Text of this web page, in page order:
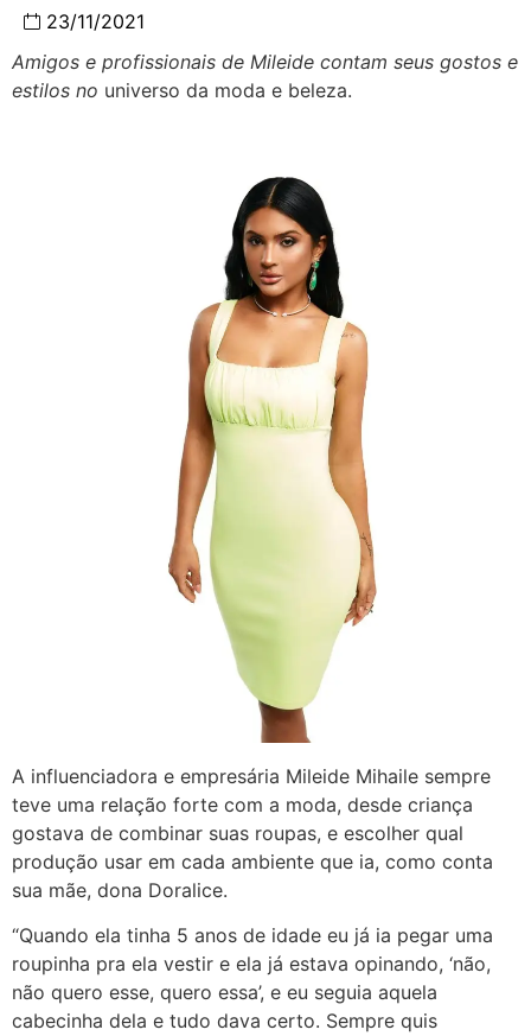
23/11/2021
Amigos e profissionais de Mileide contam seus gostos e
estilos no universo da moda e beleza.
A influenciadora e empresária Mileide Mihaile sempre
teve uma relação forte com a moda, desde criança
gostava de combinar suas roupas, e escolher qual
produção usar em cada ambiente que ia, como conta
sua mãe, dona Doralice.
“Quando ela tinha 5 anos de idade eu já ia pegar uma
roupinha pra ela vestir e ela já estava opinando, ‘não,
não quero esse, quero essa’, e eu seguia aquela
cabecinha dela e tudo dava certo. Sempre quis